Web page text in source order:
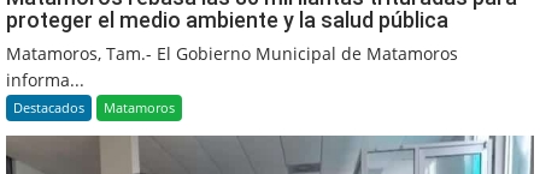
proteger el medio ambiente y la salud pública
Matamoros, Tam.- El Gobierno Municipal de Matamoros
informa...
Destacados Matamoros